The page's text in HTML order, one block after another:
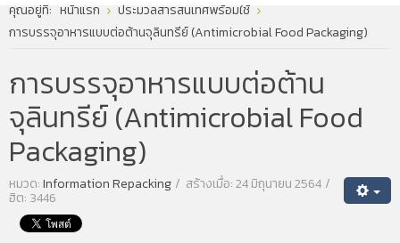
คุณอยู่ที่: หน้าแรก
ประมวลสารสนเทศพร้อมใช้
การบรรจุอาหารแบบต่อต้านจุลินทรีย์ (Antimicrobial Food Packaging)
การบรรจุอาหารแบบต่อต้าน
จุลินทรีย์ (Antimicrobial Food
Packaging)
หมวด:Information Repacking สร้างเมื่อ: 24 มิถุนายน 2564
ฮิต: 3446